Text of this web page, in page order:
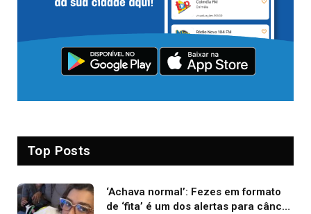
Top Posts
‘Achava normal’: Fezes em formato
de ‘fita’ é um dos alertas para câncer